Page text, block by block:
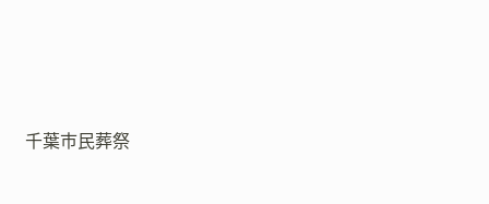
千葉市民葬祭